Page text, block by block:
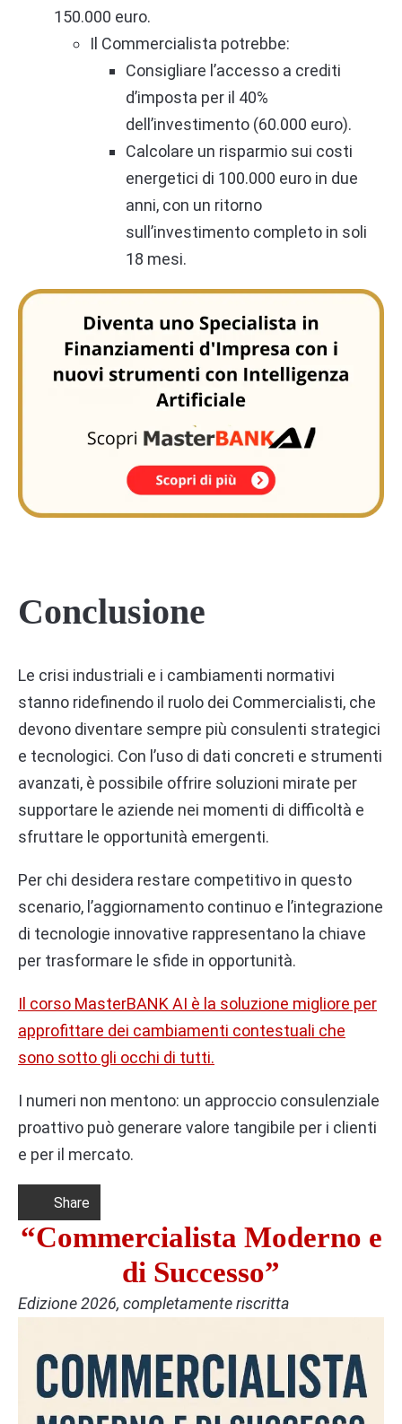
150.000 euro.
Il Commercialista potrebbe:
Consigliare l’accesso a crediti
d’imposta per il 40%
dell’investimento (60.000 euro).
Calcolare un risparmio sui costi
energetici di 100.000 euro in due
anni, con un ritorno
sull’investimento completo in soli
18 mesi.
Conclusione
Le crisi industriali e i cambiamenti normativi
stanno ridefinendo il ruolo dei Commercialisti, che
devono diventare sempre più consulenti strategici
e tecnologici. Con l’uso di dati concreti e strumenti
avanzati, è possibile offrire soluzioni mirate per
supportare le aziende nei momenti di difficoltà e
sfruttare le opportunità emergenti.
Per chi desidera restare competitivo in questo
scenario, l’aggiornamento continuo e l’integrazione
di tecnologie innovative rappresentano la chiave
per trasformare le sfide in opportunità.
Il corso MasterBANK AI è la soluzione migliore per
approfittare dei cambiamenti contestuali che
sono sotto gli occhi di tutti.
I numeri non mentono: un approccio consulenziale
proattivo può generare valore tangibile per i clienti
e per il mercato.
Share
“Commercialista Moderno e
di Successo”
Edizione 2026, completamente riscritta